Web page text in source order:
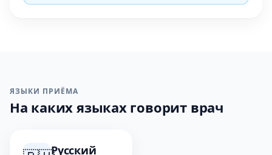
ЯЗЫКИ ПРИЁМА
На каких языках говорит врач
Русский